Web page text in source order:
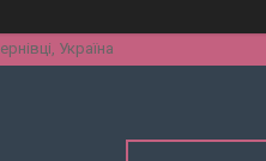
Україна